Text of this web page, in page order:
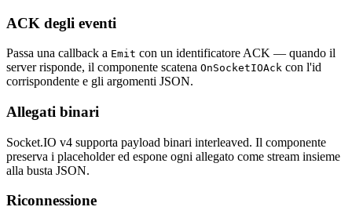
ACK degli eventi
Passa una callback a Emit con un identificatore ACK — quando il
server risponde, il componente scatena OnSocketIOAck con l'id
corrispondente e gli argomenti JSON.
Allegati binari
Socket.IO v4 supporta payload binari interleaved. Il componente
preserva i placeholder ed espone ogni allegato come stream insieme
alla busta JSON.
Riconnessione